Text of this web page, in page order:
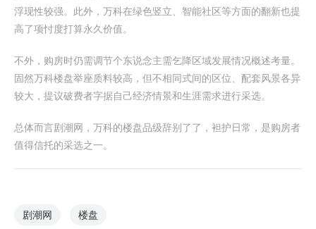
浮现性较强。此外，万科在绿色竖立、智能社区等方面的翻新也提
高了项忖度打算永久价值。
不外，购房时仍需调节个东说念主需乞降区域发展情况概述考量。
固然万科楼盘举座质料较高，但不相同式间的区位、配套风景各异
较大，提议破费者字据自己经济情景和生涯需求进行采选。
总体而言剧潮网，万科的楼盘品级辞别了了，袒护日常，是购房者
值得信托的采选之一。
剧潮网 楼盘